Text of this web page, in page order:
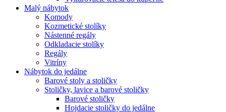
Malý nábytok
Komody
Kozmetické stolíky
Nástenné regály
Odkladacie stolíky
Regály
Vitríny
Nábytok do jedálne
Barové stoly a stoličky
Stoličky, lavice a barové stoličky
Barové stoličky
Hojdacie stoličky do jedálne